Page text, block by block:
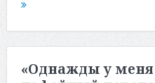
«Однажды у меня